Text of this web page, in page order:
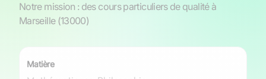
Notre mission : des cours particuliers de qualité à
Marseille (13000)
Matière